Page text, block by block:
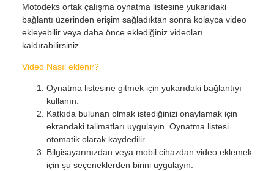
Motodeks ortak çalışma oynatma listesine yukarıdaki
bağlantı üzerinden erişim sağladıktan sonra kolayca video
ekleyebilir veya daha önce eklediğiniz videoları
kaldırabilirsiniz.
Video Nasıl eklenir?
Oynatma listesine gitmek için yukarıdaki bağlantıyı
kullanın.
Katkıda bulunan olmak istediğinizi onaylamak için
ekrandaki talimatları uygulayın. Oynatma listesi
otomatik olarak kaydedilir.
Bilgisayarınızdan veya mobil cihazdan video eklemek
için şu seçeneklerden birini uygulayın: